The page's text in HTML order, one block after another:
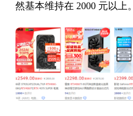
然基本维持在 2000 元以上。